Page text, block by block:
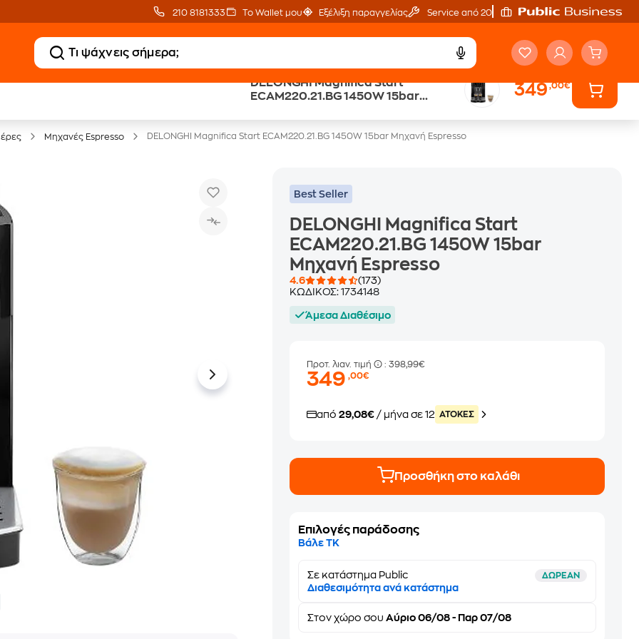
210 8181333 Το Wallet μου Εξέλιξη παραγγελίας Service από 20'
DELONGHI Magnifica Start
ECAM220.21.BG 1450W 15bar
349,00€
Δωρεάν Μεταφορικά Public επιστροφή €
Μηχανές Espresso DELONGHI Magnifica Start ECAM220.21.BG 1450W 15bar Μηχανή Espresso
Best Seller
DELONGHI Magnifica Start
ECAM220.21.BG 1450W 15bar
Μηχανή Espresso
4.6
(173)
ΚΩΔΙΚΟΣ:1734148
Άμεσα Διαθέσιμο
Προτ. λιαν. τιμή : 398,99€
349,00€
από29,08€ / μήνα σε 12 ATOKEΣ
Προσθήκη στο καλάθι
Επιλογές παράδοσης
Βάλε ΤΚ
Σε κατάστημα Public ΔΩΡΕΑΝ
Διαθεσιμότητα ανά κατάστημα
Στονχώρο σου Αύριο 06/08 - Παρ 07/08